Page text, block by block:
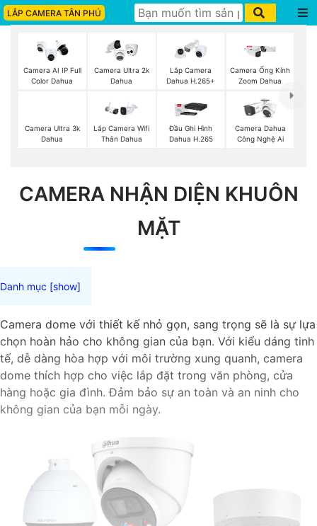
LẮP CAMERA TÂN PHÚ
Camera AI IP Full
Color Dahua
Camera Ultra 2k
Dahua
Lắp Camera
Dahua H.265+
Camera Ống Kính
Zoom Dahua
Camera Ultra 3k
Dahua
Lắp Camera Wifi
Thân Dahua
Đầu Ghi Hình
Dahua H.265
Camera Dahua
Công Nghệ Ai
CAMERA NHẬN DIỆN KHUÔN
MẶT
Camera dome với thiết kế nhỏ gọn, sang trọng sẽ là sự lựa
chọn hoàn hảo cho không gian của bạn. Với kiểu dáng tinh
tế, dễ dàng hòa hợp với môi trường xung quanh, camera
dome thích hợp cho việc lắp đặt trong văn phòng, cửa
hàng hoặc gia đình. Đảm bảo sự an toàn và an ninh cho
không gian của bạn mỗi ngày.